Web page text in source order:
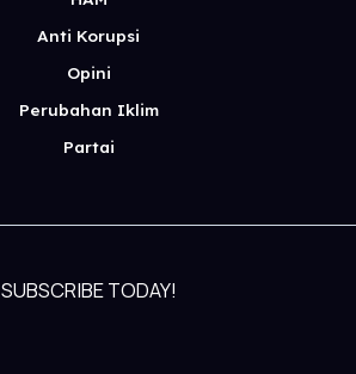
Anti Korupsi
Opini
Perubahan Iklim
Partai
SUBSCRIBE TODAY!